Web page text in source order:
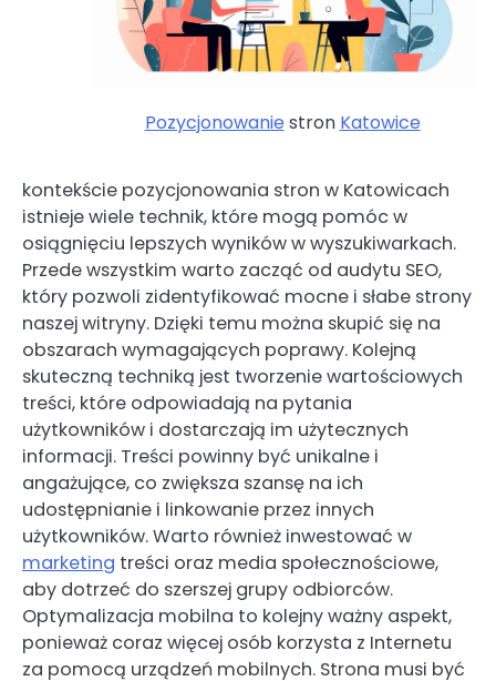
Pozycjonowanie stron Katowice
kontekście pozycjonowania stron w Katowicach
istnieje wiele technik, które mogą pomóc w
osiągnięciu lepszych wyników w wyszukiwarkach.
Przede wszystkim warto zacząć od audytu SEO,
który pozwoli zidentyfikować mocne i słabe strony
naszej witryny. Dzięki temu można skupić się na
obszarach wymagających poprawy. Kolejną
skuteczną techniką jest tworzenie wartościowych
treści, które odpowiadają na pytania
użytkowników i dostarczają im użytecznych
informacji. Treści powinny być unikalne i
angażujące, co zwiększa szansę na ich
udostępnianie i linkowanie przez innych
użytkowników. Warto również inwestować w
marketing treści oraz media społecznościowe,
aby dotrzeć do szerszej grupy odbiorców.
Optymalizacja mobilna to kolejny ważny aspekt,
ponieważ coraz więcej osób korzysta z Internetu
za pomocą urządzeń mobilnych. Strona musi być